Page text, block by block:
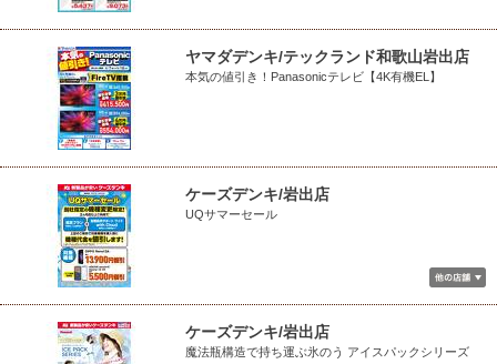
ヤマダデンキ/テックランド和歌山岩出店
本気の値引き！Panasonicテレビ【4K有機EL】
ケーズデンキ/岩出店
UQサマーセール
ケーズデンキ/岩出店
魔法瓶構造で持ち運ぶ氷のう アイスパックシリーズ